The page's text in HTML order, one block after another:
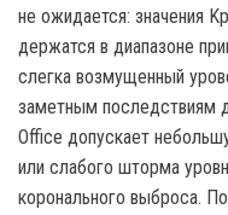
не ожидается: значения
держатся в диапазоне
слегка возмущенный
заметным последствиям
Office допускает
или слабого шторма
коронального выброса.